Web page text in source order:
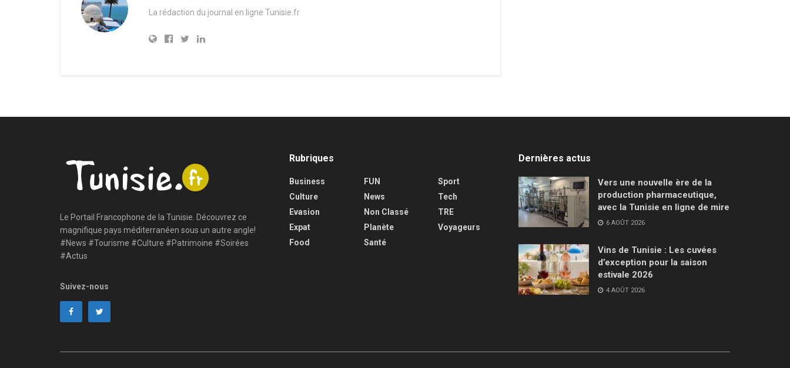
La rédaction du journal en ligne Tunisie.fr
Le Portail Francophone de la Tunisie. Découvrez ce
magnifique pays méditerranéen sous un autre angle!
#News #Tourisme #Culture #Patrimoine #Soirées
#Actus
Suivez-nous
Rubriques
Business
Culture
Evasion
Expat
Food
FUN
News
Non Classé
Planète
Santé
Sport
Tech
TRE
Voyageurs
Dernières actus
Vers une nouvelle ère de la
production pharmaceutique,
avec la Tunisie en ligne de mire
6 AOÛT 2026
Vins de Tunisie : Les cuvées
d’exception pour la saison
estivale 2026
4 AOÛT 2026